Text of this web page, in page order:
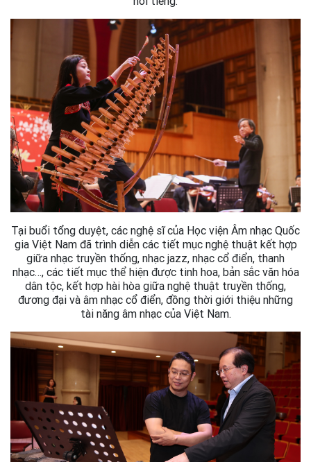
Tại buổi tổng duyệt, các nghệ sĩ của Học viện Âm nhạc Quốc
gia Việt Nam đã trình diễn các tiết mục nghệ thuật kết hợp
giữa nhạc truyền thống, nhạc jazz, nhạc cổ điển, thanh
nhạc…, các tiết mục thể hiện được tinh hoa, bản sắc văn hóa
dân tộc, kết hợp hài hòa giữa nghệ thuật truyền thống,
đương đại và âm nhạc cổ điển, đồng thời giới thiệu những
tài năng âm nhạc của Việt Nam.